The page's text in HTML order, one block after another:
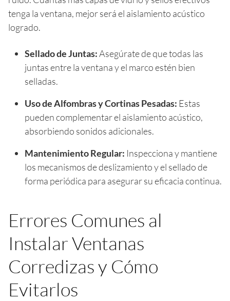
tenga la ventana, mejor será el aislamiento acústico
logrado.
Sellado de Juntas:Asegúrate de que todas las
juntas entre la ventana y el marco estén bien
selladas.
Uso de Alfombras y Cortinas Pesadas: Estas
pueden complementar el aislamiento acústico,
absorbiendo sonidos adicionales.
Mantenimiento Regular: Inspecciona y mantiene
los mecanismos de deslizamiento y el sellado de
forma periódica para asegurar su eficacia continua.
Errores Comunes al
Instalar Ventanas
Corredizas y Cómo
Evitarlos